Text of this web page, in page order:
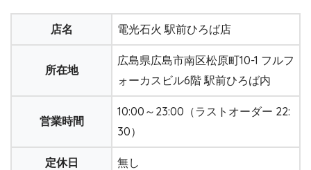
店名 電光石火 駅前ひろば店
所在地
広島県広島市南区松原町10-1 フルフ
ォーカスビル6階 駅前ひろば内
営業時間
10:00～23:00（ラストオーダー 22:
30）
定休日 無し